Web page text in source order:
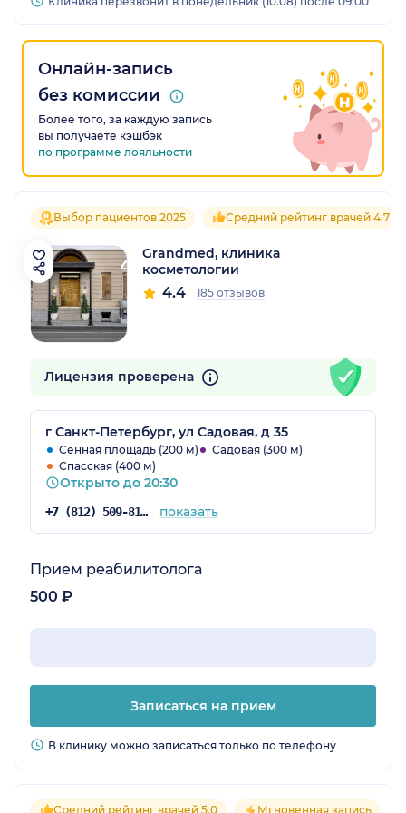
процедурном кабине, где берут кровь для
Онлайн-запись
без комиссии
Более того, за каждую запись
вы получаете кэшбэк
по программе лояльности
Выбор пациентов 2025 Средний рейтинг врачей 4.7
Grandmed, клиника
косметологии
4.4 185 отзывов
Лицензия проверена
г Санкт-Петербург, ул Садовая, д 35
Сенная площадь (200 м)
Садовая (300 м)
Спасская (400 м)
Открыто до 20:30
+7 (812) 509-81-78 показать
Прием реабилитолога
500 ₽
Записаться на прием
В клинику можно записаться только по телефону
Средний рейтинг врачей 5.0 Мгновенная запись